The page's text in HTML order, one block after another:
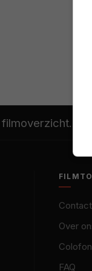
Contact
Over
Colofon
FAQ